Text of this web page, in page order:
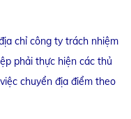
chỉ công ty trách nhiệm
phải thực hiện các thủ
chuyển địa điểm theo